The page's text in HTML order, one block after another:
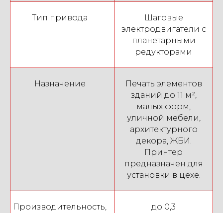
печати: практический опыт | АМТ
Заливка полости стен: нюансы строительной
0:47
17
Как подается смесь в печатающую головку
0:52
Пошагово строим дом на 3D принтере: часть
Продолжаем строить свой 3D-дом: часть
2:16
Как напечатать дом на принтере: часть 3 | АМТ 3:57
21
Завершающий этап строительства дома на
3:53
Тип привода
Шаговые
электродвигатели с
планетарными
редукторами
Назначение
Печать элементов
зданий до 11 м²,
малых форм,
уличной мебели,
архитектурного
декора, ЖБИ.
Принтер
предназначен для
установки в цехе.
Производительность,
до 0,3